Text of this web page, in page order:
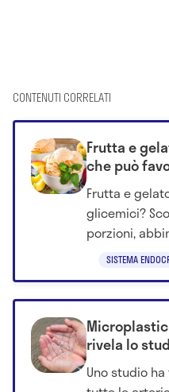
CONTENUTI CORRELATI
SISTEMA
Frutta e
che può
non è quello
Frutta e
glicemici?
porzioni,
momento
rivela lo
Uno studio